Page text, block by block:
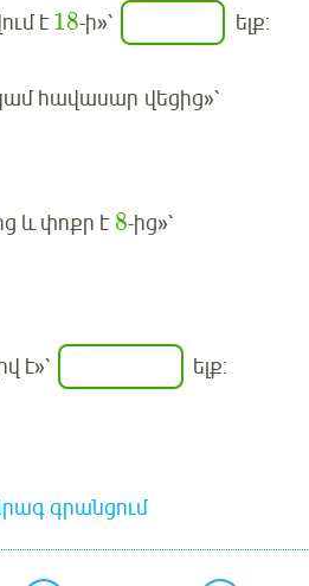
է18-ի»՝ ելք:
հավասար վեցից»՝
և փոքր է 8-ից»՝
է»՝ ելք:
գրանցում